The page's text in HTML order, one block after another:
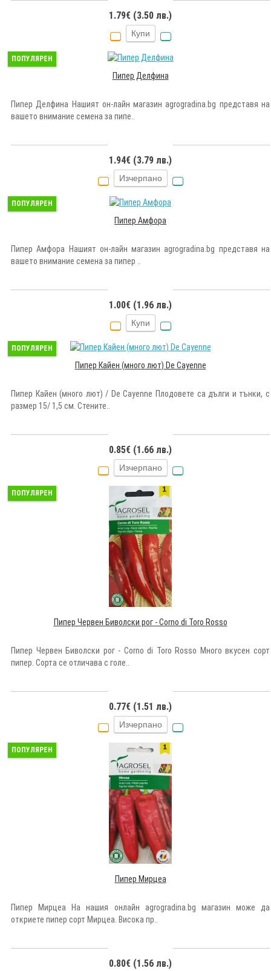
1.79€ (3.50 лв.)
Купи
ПОПУЛЯРЕН
Пипер Делфина
Пипер Делфина Нашият он-лайн магазин agrogradina.bg представя на
вашето внимание семена за пипе..
1.94€ (3.79 лв.)
Изчерпано
ПОПУЛЯРЕН
Пипер Амфора
Пипер Амфора Нашият он-лайн магазин agrogradina.bg представя на
вашето внимание семена за пипер ..
1.00€ (1.96 лв.)
Купи
ПОПУЛЯРЕН
Пипер Кайен (много лют) De Cayenne
Пипер Кайен (много лют) / De Cayenne Плодовете са дълги и тънки, с
размер 15/ 1,5 см. Стените..
0.85€ (1.66 лв.)
Изчерпано
ПОПУЛЯРЕН
Пипер Червен Биволски рог - Corno di Toro Rosso
Пипер Червен Биволски рог - Corno di Toro Rosso Много вкусен сорт
пипер. Сорта се отличава с голе..
0.77€ (1.51 лв.)
Изчерпано
ПОПУЛЯРЕН
Пипер Мирцеа
Пипер Мирцеа На нашия онлайн agrogradina.bg магазин може да
откриете пипер сорт Мирцеа. Висока пр..
0.80€ (1.56 лв.)